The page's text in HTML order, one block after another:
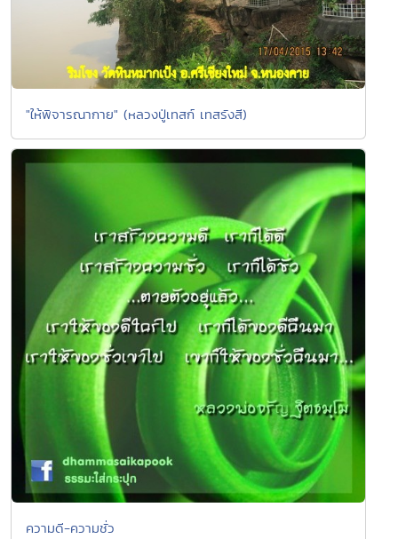
"ให้พิจารณากาย" (หลวงปู่เทสก์ เทสรังสี)
ความดี-ความชั่ว